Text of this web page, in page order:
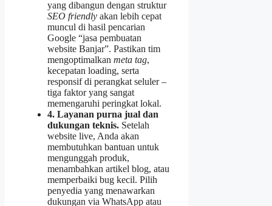
yang dibangun dengan struktur
SEO friendly akan lebih cepat
muncul di hasil pencarian
Google “jasa pembuatan
website Banjar”. Pastikan tim
mengoptimalkan meta tag,
kecepatan loading, serta
responsif di perangkat seluler –
tiga faktor yang sangat
memengaruhi peringkat lokal.
4. Layanan purna jual dan
dukungan teknis. Setelah
website live, Anda akan
membutuhkan bantuan untuk
mengunggah produk,
menambahkan artikel blog, atau
memperbaiki bug kecil. Pilih
penyedia yang menawarkan
dukungan via WhatsApp atau